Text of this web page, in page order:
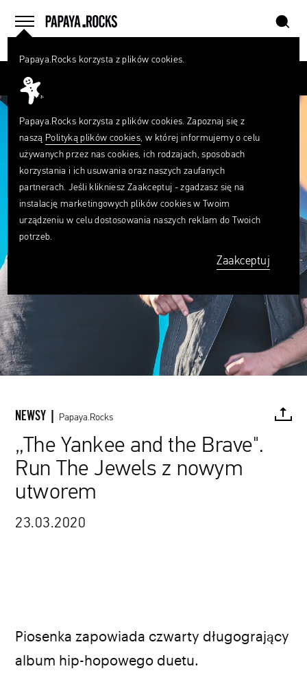
menu
home szukaj
NEWSY | Papaya.Rocks
„The Yankee and the Brave".
Run The Jewels z nowym
utworem
23.03.2020
The Come Up Show / Anton Mak
Piosenka zapowiada czwarty długogrający
album hip-hopowego duetu.
Papaya.Rocks korzysta z plików cookies.
Papaya.Rocks korzysta z plików cookies. Zapoznaj się z
naszą Polityką plików cookies, w której informujemy o celu
używanych przez nas cookies, ich rodzajach, sposobach
korzystania i ich usuwania oraz naszych zaufanych
partnerach. Jeśli klikniesz Zaakceptuj - zgadzasz się na
instalację marketingowych plików cookies w Twoim
urządzeniu w celu dostosowania naszych reklam do Twoich
potrzeb.
Zaakceptuj
Czego
szukasz?